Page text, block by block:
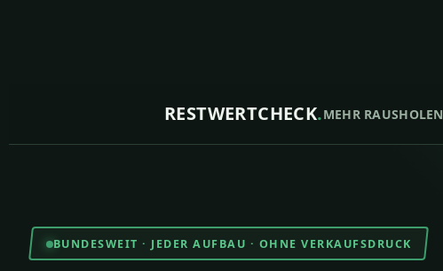
RESTWERTCHECK.MEHR RAUSHOLEN
BUNDESWEIT · JEDER AUFBAU · OHNE VERKAUFSDRUCK